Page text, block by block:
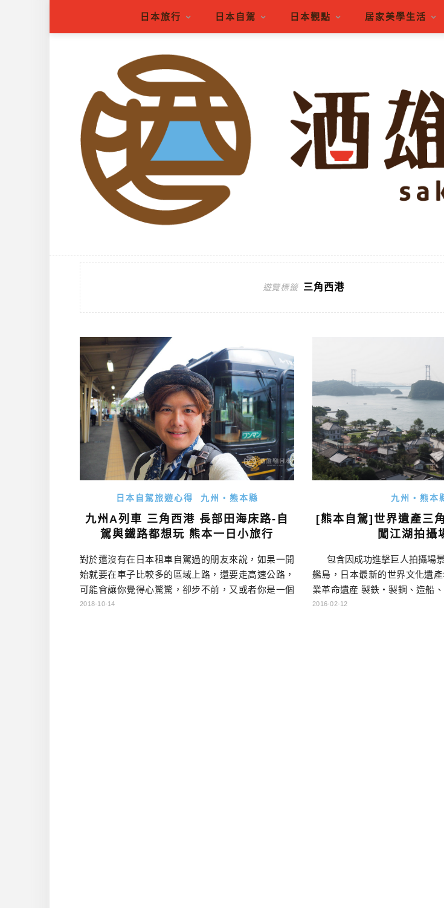
日本旅行 日本自駕 日本觀點 居家美學生活
遊覽標籤 三角西港
日本自駕旅遊心得 九州・熊本縣
九州A列車 三角西港 長部田海床路-自
駕與鐵路都想玩 熊本一日小旅行
對於還沒有在日本租車自駕過的朋友來說，如果一開
始就要在車子比較多的區域上路，還要走高速公路，
可能會讓你覺得心驚驚，卻步不前，又或者你是一個
列車自駕雙刀流，一次旅程兩個都想體驗，如果你符
2018-10-14
九州・熊本
[熊本自駕]世界遺產三
闖江湖拍攝
包含因成功進擊巨人拍攝場
艦島，日本最新的世界文化遺
業革命遺産 製鉄・製鋼、造船
容包含了福岡、長崎、熊本、
2016-02-12